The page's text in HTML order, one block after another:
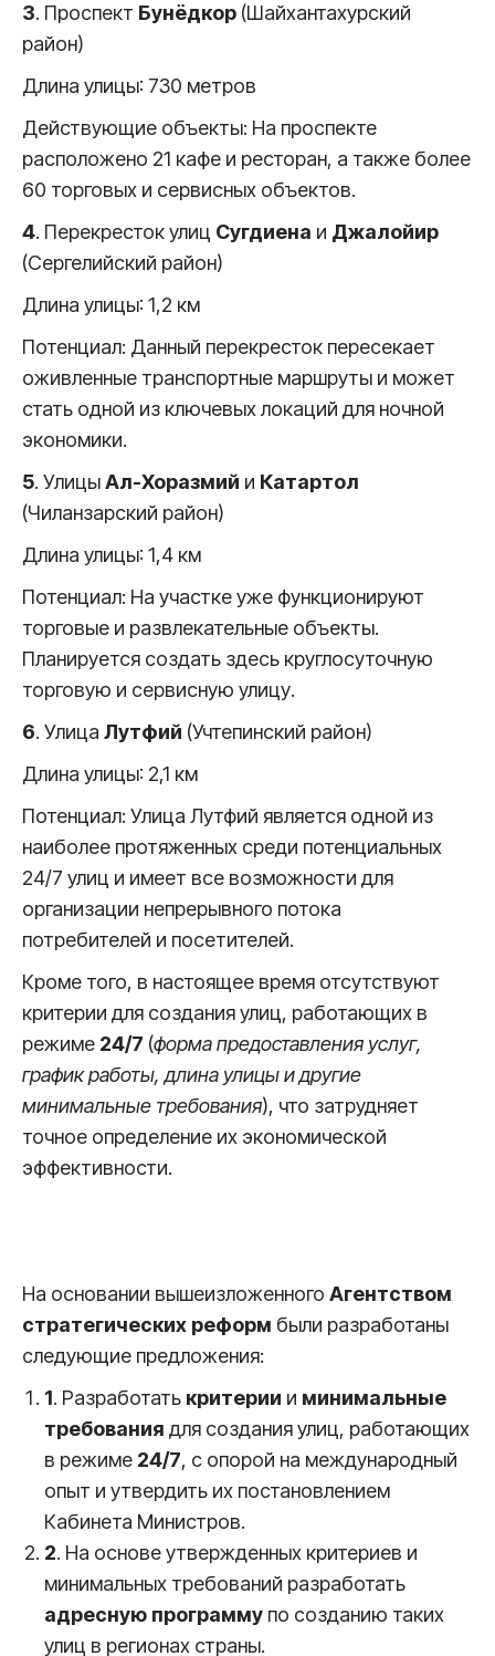
3. Проспект Бунёдкор (Шайхантахурский
район)
Длина улицы: 730 метров
Действующие объекты: На проспекте
расположено 21 кафе и ресторан, а также более
60 торговых и сервисных объектов.
4. Перекресток улиц Сугдиена и Джалойир
(Сергелийский район)
Длина улицы: 1,2 км
Потенциал: Данный перекресток пересекает
оживленные транспортные маршруты и может
стать одной из ключевых локаций для ночной
экономики.
5. УлицыАл-Хоразмий и Катартол
(Чиланзарский район)
Длина улицы: 1,4 км
Потенциал: На участке уже функционируют
торговые и развлекательные объекты.
Планируется создать здесь круглосуточную
торговую и сервисную улицу.
6. Улица Лутфий (Учтепинский район)
Длина улицы: 2,1 км
Потенциал: Улица Лутфий является одной из
наиболее протяженных среди потенциальных
24/7 улиц и имеет все возможности для
организации непрерывного потока
потребителей и посетителей.
Кроме того, в настоящее время отсутствуют
критерии для создания улиц, работающих в
режиме 24/7 (форма предоставления услуг,
график работы, длина улицы и другие
минимальные требования), что затрудняет
точное определение их экономической
эффективности.
На основании вышеизложенного Агентством
стратегических реформ были разработаны
следующие предложения:
1. Разработать критерии и минимальные
требования для создания улиц, работающих
в режиме 24/7, с опорой на международный
опыт и утвердить их постановлением
Кабинета Министров.
2. На основе утвержденных критериев и
минимальных требований разработать
адресную программу по созданию таких
улиц в регионах страны.